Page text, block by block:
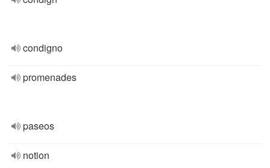
condigno
promenades
paseos
notion